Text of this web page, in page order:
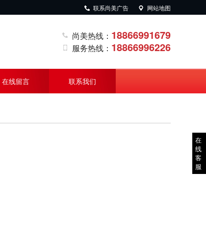
联系尚美广告 网站地图
尚美热线： 18866991679
服务热线： 18866996226
在线留言 联系我们
在
线
客
服